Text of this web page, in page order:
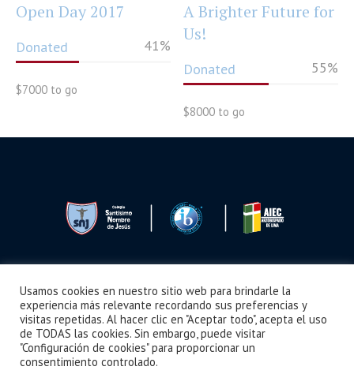
Open Day 2017
Donated 41%
$7000 to go
A Brighter Future for
Us!
Donated 55%
$8000 to go
Seguimos Aprendiendo Boletín Noticias Videos ¿Cómo llegar?
Usamos cookies en nuestro sitio web para brindarle la
experiencia más relevante recordando sus preferencias y
visitas repetidas. Al hacer clic en "Aceptar todo", acepta el uso
de TODAS las cookies. Sin embargo, puede visitar
"Configuración de cookies" para proporcionar un
consentimiento controlado.